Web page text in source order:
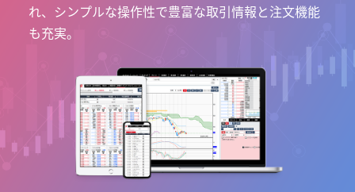
く
れ、シンプルな操作性で豊富な取引情報と注文機能
も充実。